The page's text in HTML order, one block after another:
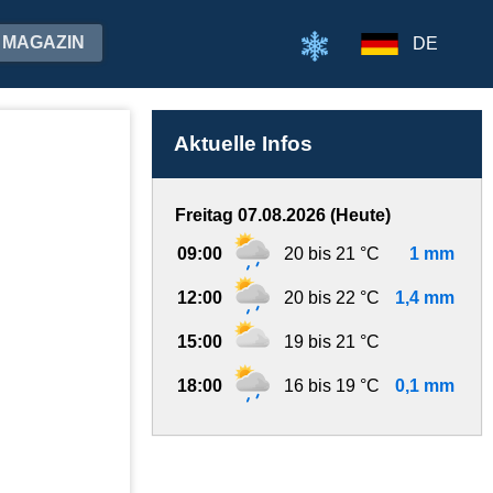
MAGAZIN DE
Aktuelle Infos
Freitag 07.08.2026 (Heute)
09:00 20 bis 21 °C 1 mm
12:00 20 bis 22 °C 1,4 mm
15:00 19 bis 21 °C
18:00 16 bis 19 °C 0,1 mm